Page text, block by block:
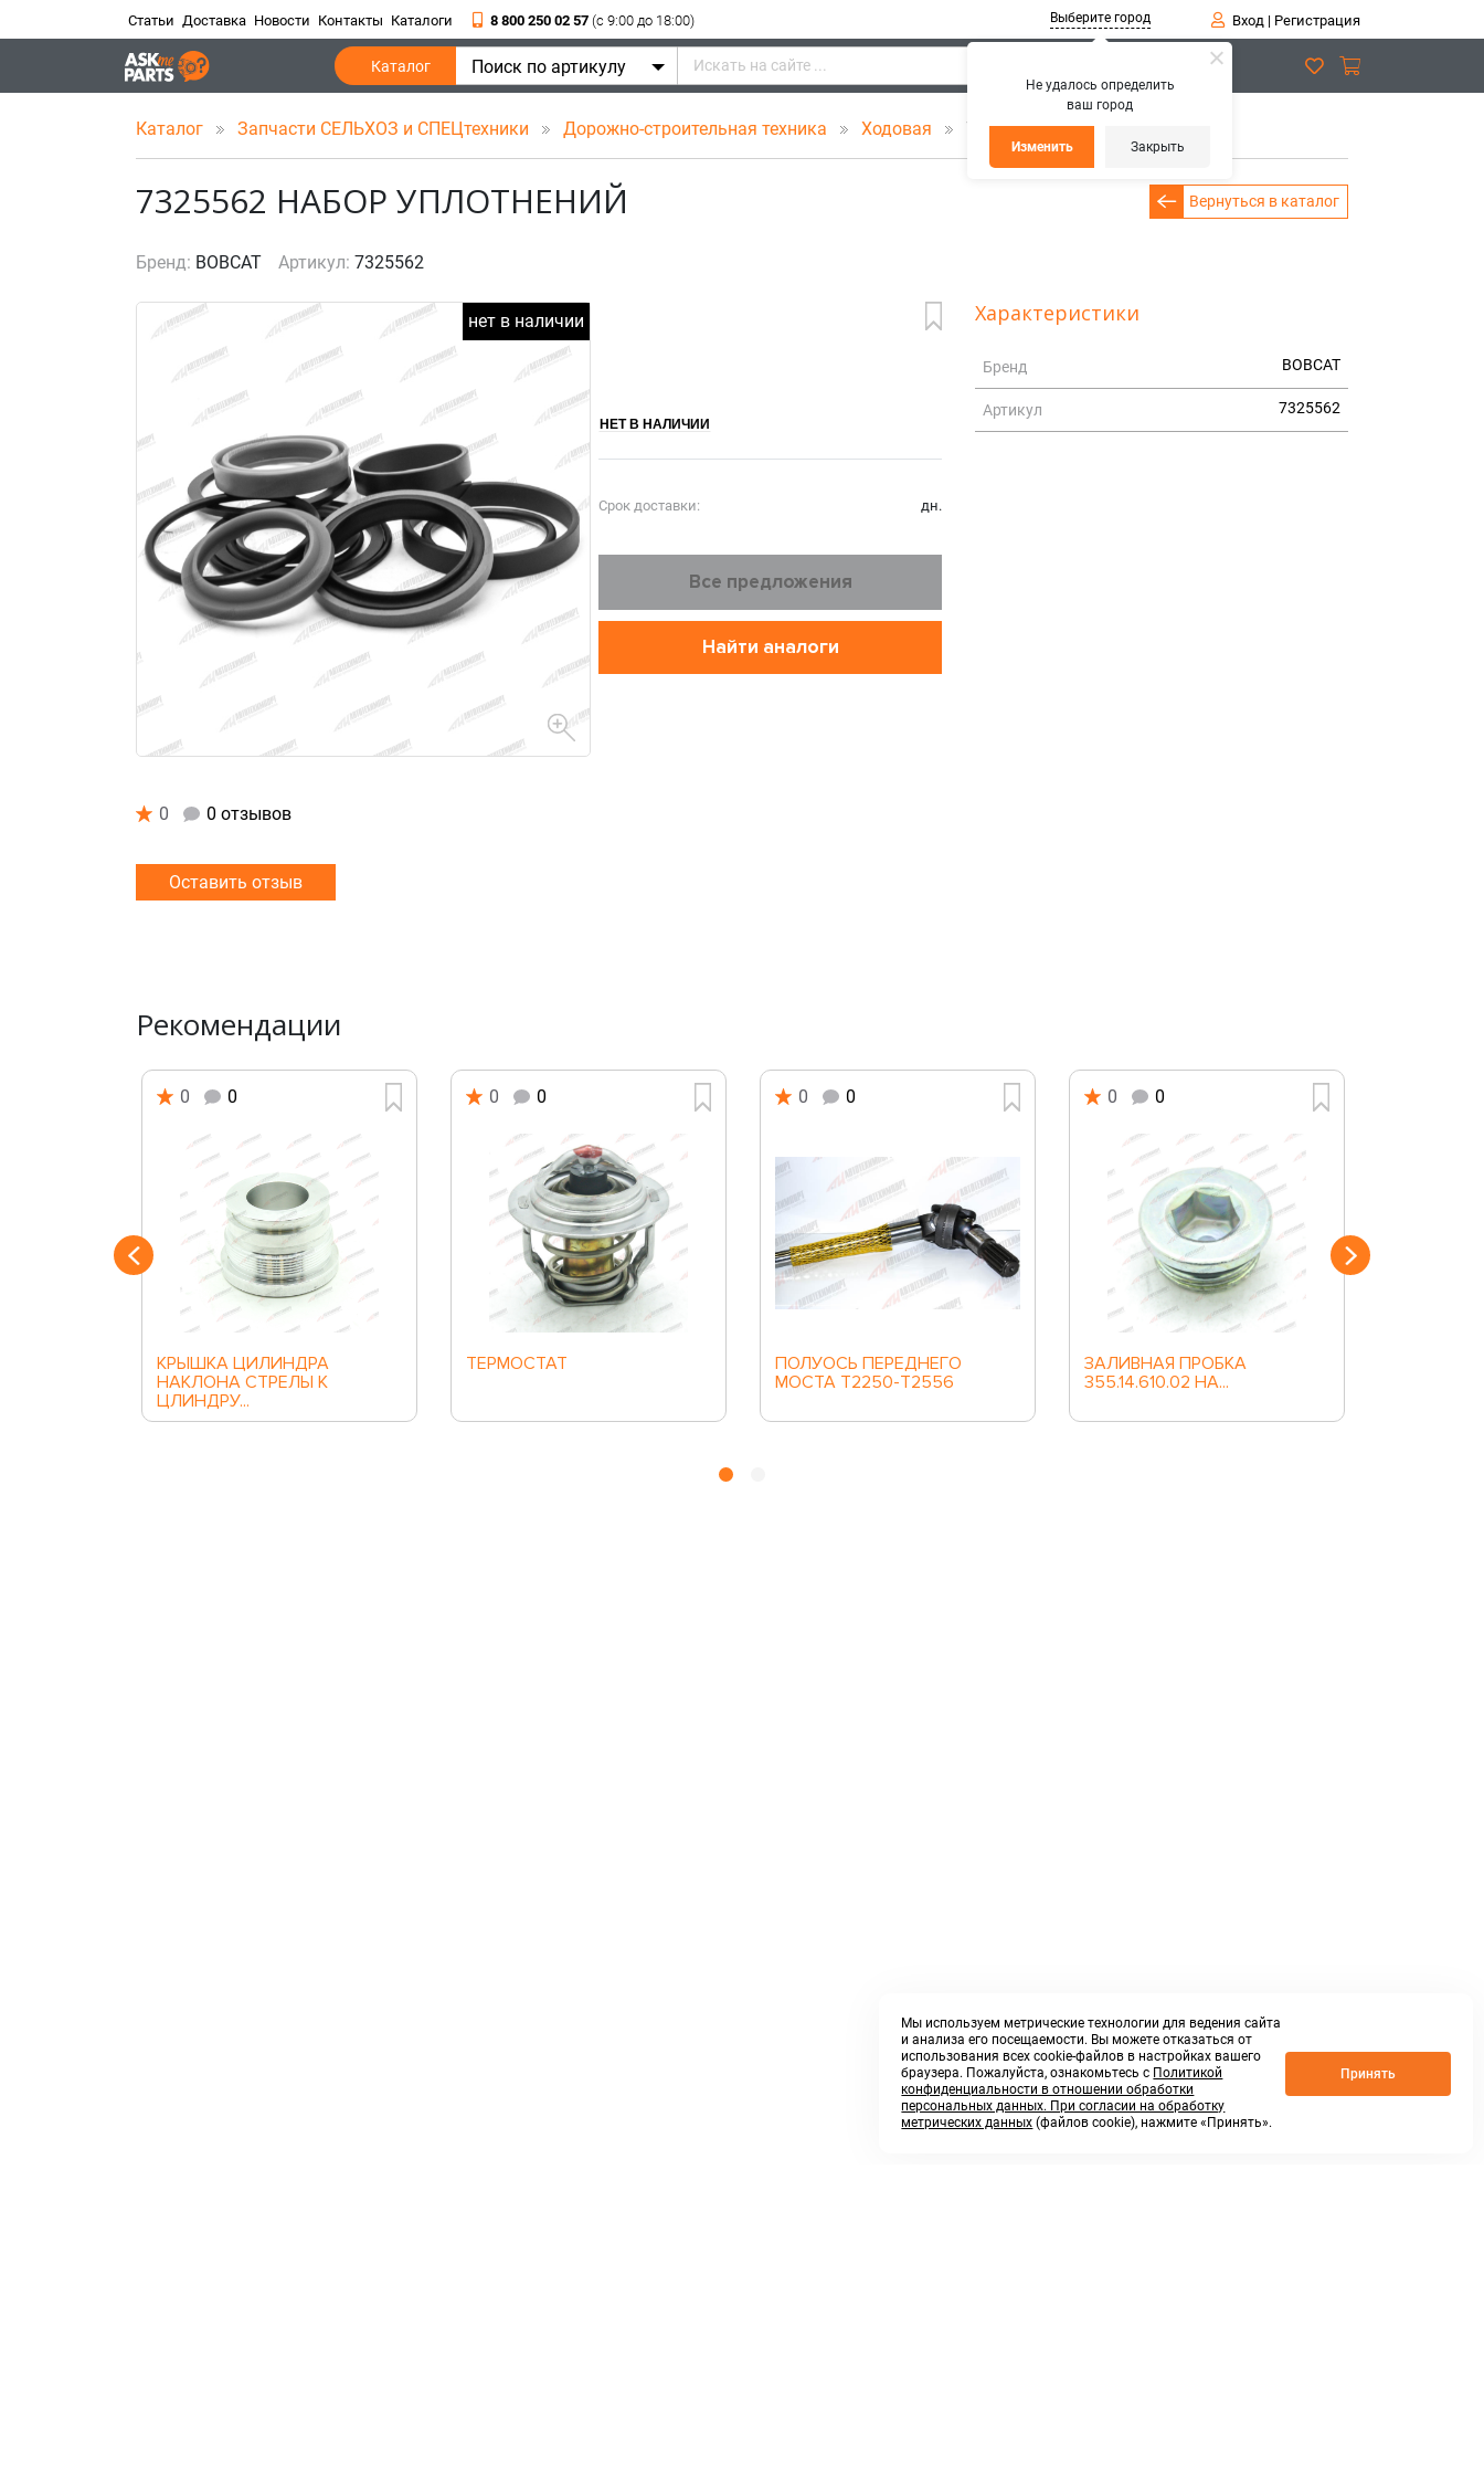
Не удалось определить
ваш город
Изменить Закрыть
Статьи Доставка Новости Контакты Каталоги 8 800 250 02 57 (c 9:00 до 18:00) Выберите город Вход| Регистрация
Каталог Поиск по артикулу
Каталог Запчасти СЕЛЬХОЗ и СПЕЦтехники Дорожно-строительная техника Ходовая 7325562 Набор уплотнений
Вернуться в каталог
7325562 НАБОР УПЛОТНЕНИЙ
Бренд: BOBCAT Артикул: 7325562
нет в наличии
НЕТ В НАЛИЧИИ
Срок доставки: дн.
Все предложения
Найти аналоги
Характеристики
Бренд BOBCAT
Артикул 7325562
0 0 отзывов
Оставить отзыв
Рекомендации
0 0
КРЫШКА ЦИЛИНДРА
НАКЛОНА СТРЕЛЫ К
ЦЛИНДРУ...
0 0
ТЕРМОСТАТ
0 0
ПОЛУОСЬ ПЕРЕДНЕГО
МОСТА Т2250-Т2556
0 0
ЗАЛИВНАЯ ПРОБКА
355.14.610.02 НА...
Мы используем метрические технологии для ведения сайта
и анализа его посещаемости. Вы можете отказаться от
использования всех cookie-файлов в настройках вашего
браузера. Пожалуйста, ознакомьтесь с Политикой
конфиденциальности в отношении обработки
персональных данных. При согласии на обработку
метрических данных (файлов cookie), нажмите «Принять».
Принять